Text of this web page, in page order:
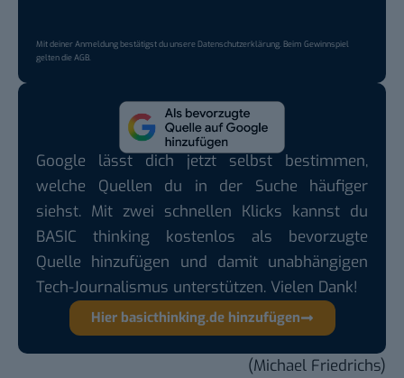
Mit deiner Anmeldung bestätigst du unsereDatenschutzerklärung. Beim Gewinnspiel
gelten dieAGB.
Google lässt dich jetzt selbst bestimmen,
welche Quellen du in der Suche häufiger
siehst. Mit zwei schnellen Klicks kannst du
BASIC thinking kostenlos als bevorzugte
Quelle hinzufügen und damit unabhängigen
Tech-Journalismus unterstützen. Vielen Dank!
Hier basicthinking.de hinzufügen
(Michael Friedrichs)